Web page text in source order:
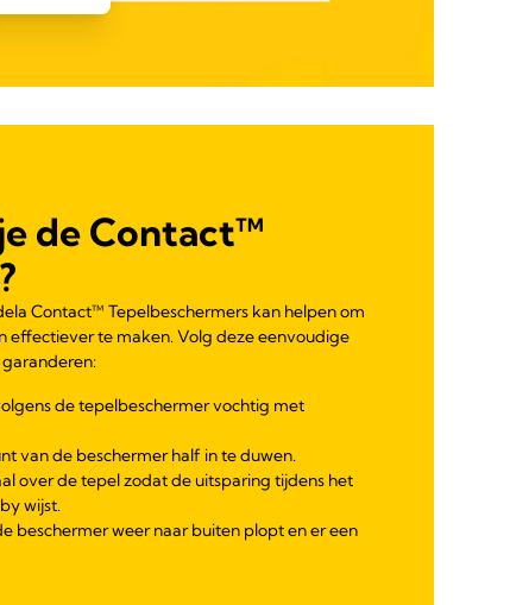
de Contact™
Contact™ Tepelbeschermers kan helpen om
effectiever te maken. Volg deze eenvoudige
de tepelbeschermer vochtig met
van de beschermer half in te duwen.
over de tepel zodat de uitsparing tijdens het
wijst.
beschermer weer naar buiten plopt en er een